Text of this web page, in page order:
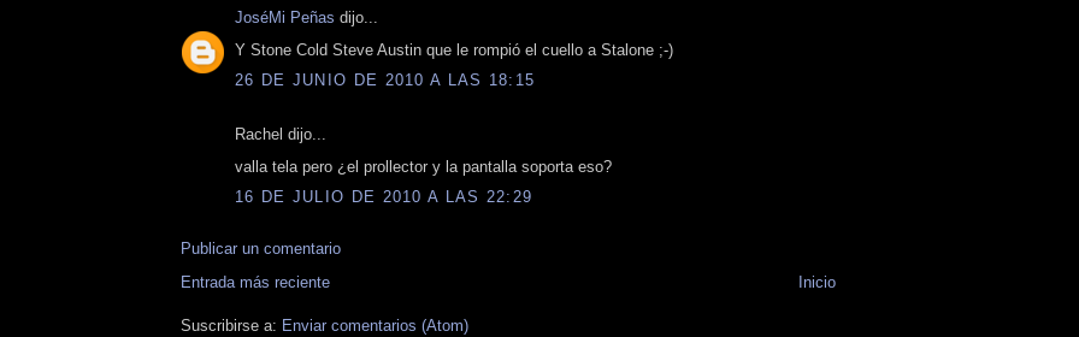
JoséMi Peñas dijo...
Y Stone Cold Steve Austin que le rompió el cuello a Stalone ;-)
26 DE JUNIO DE 2010 A LAS 18:15
Rachel dijo...
valla tela pero ¿el prollector y la pantalla soporta eso?
16 DE JULIO DE 2010 A LAS 22:29
Publicar un comentario
Entrada más reciente
Inicio
Suscribirse a: Enviar comentarios (Atom)